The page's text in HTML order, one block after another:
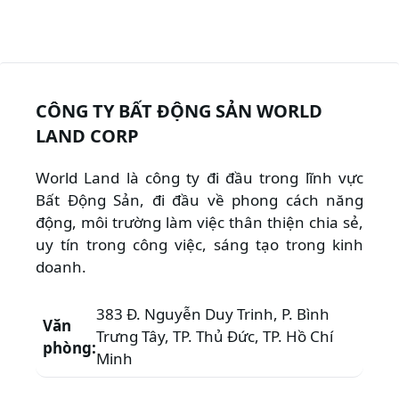
CÔNG TY BẤT ĐỘNG SẢN WORLD
LAND CORP
World Land là công ty đi đầu trong lĩnh vực
Bất Động Sản, đi đầu về phong cách năng
động, môi trường làm việc thân thiện chia sẻ,
uy tín trong công việc, sáng tạo trong kinh
doanh.
Văn
phòng:
383 Đ. Nguyễn Duy Trinh, P. Bình
Trưng Tây, TP. Thủ Đức, TP. Hồ Chí
Minh